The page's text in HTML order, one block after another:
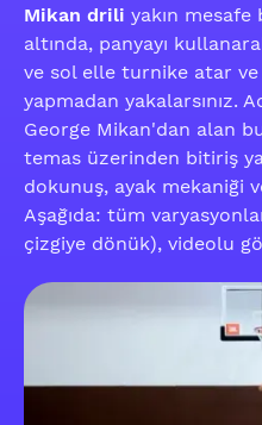
Mikan drili yakın
altında, panyayı
ve sol elle turnike atar ve
yapmadan yakalarsınız.
George Mikan'dan alan
temas üzerinden bitiriş
dokunuş, ayak mekaniği
Aşağıda: tüm
çizgiye dönük), videolu